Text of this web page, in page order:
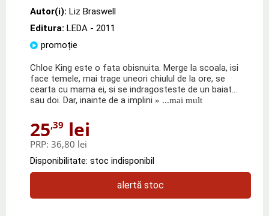
Autor(i): Liz Braswell
Editura: LEDA - 2011
promoție
Chloe King este o fata obisnuita. Merge la scoala, isi
face temele, mai trage uneori chiulul de la ore, se
cearta cu mama ei, si se indragosteste de un baiat…
sau doi. Dar, inainte de a implini » ...mai mult
25,39 lei
PRP: 36,80 lei
Disponibilitate: stoc indisponibil
alertă stoc